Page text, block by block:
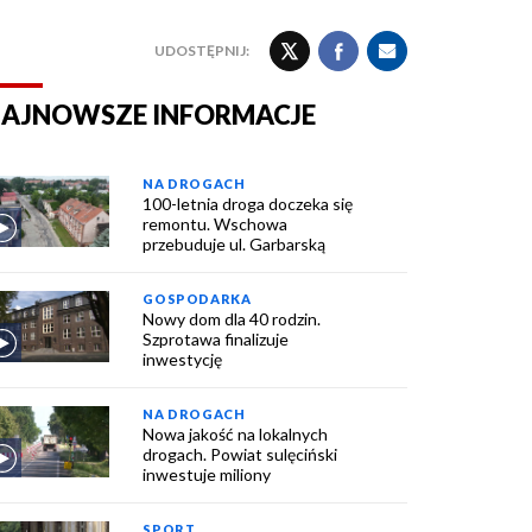
UDOSTĘPNIJ:
INFORMACJE
NA DROGACH
100-letnia droga doczeka się
remontu. Wschowa
przebuduje ul. Garbarską
GOSPODARKA
Nowy dom dla 40 rodzin.
Szprotawa finalizuje
inwestycję
NA DROGACH
Nowa jakość na lokalnych
drogach. Powiat sulęciński
inwestuje miliony